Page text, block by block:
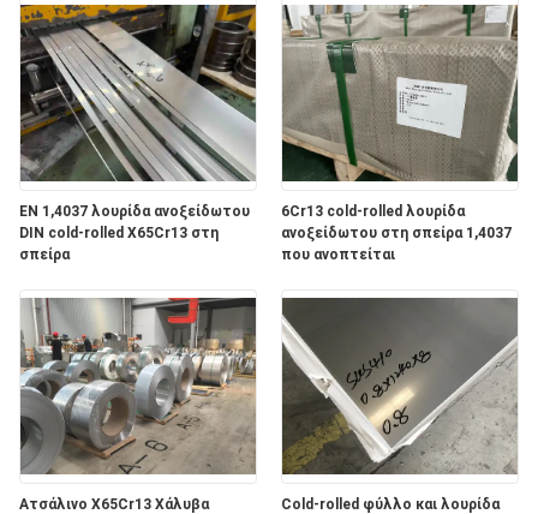
POLICY
EN 1,4037 λουρίδα ανοξείδωτου
DIN cold-rolled X65Cr13 στη
σπείρα
6Cr13 cold-rolled λουρίδα
ανοξείδωτου στη σπείρα 1,4037
που ανοπτείται
Ατσάλινο X65Cr13 Χάλυβα
Cold-rolled φύλλο και λουρίδα